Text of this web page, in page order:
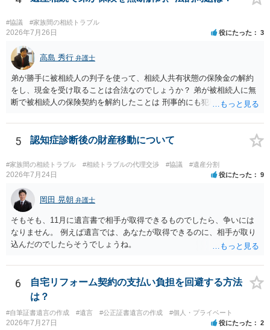
ば、第１回期日は出席する必要がありません。その日は差支え（用事
があり出席できない）との記載で十分です。 質問３について 弁護士で
はないので、ｍｉｎｔｓでの提出の必要は無いと思います。郵送（期
限までに届けばよい）で十分です。 詳細は、書面記載の裁判所書記官
にお問い合わせください。 以上、ご参考まで。
#協議 #家族間の相続トラブル
2026年7月26日 役にたった 3
高島 秀行 弁護士
弟が勝手に被相続人の判子を使って、相続人共有状態の保険金の解約
をし、現金を受け取ることは合法なのでしょうか？ 弟が被相続人に無
断で被相続人の保険契約を解約したことは 刑事的にも犯罪となる可能
された書類のコピーを取得して、弁護士に面談で詳しい事情を話して
相談 されたら良いと思います。
5 認知症診断後の財産移動について
#家族間の相続トラブル #相続トラブルの代理交渉 #協議 #遺産分割
2026年7月24日 役にたった 9
岡田 晃朝 弁護士
そもそも、11月に遺言書で相手が取得できるものでしたら、争いには
なりません。 例えば遺言では、あなたが取得できるのに、相手が取り
込んだのでしたらそうでしょうね。
6
自宅リフォーム契約の支払い負担を回避する方法
は？
#自筆証書遺言の作成 #遺言 #公正証書遺言の作成 #個人・プライベート
2026年7月27日 役にたった 2